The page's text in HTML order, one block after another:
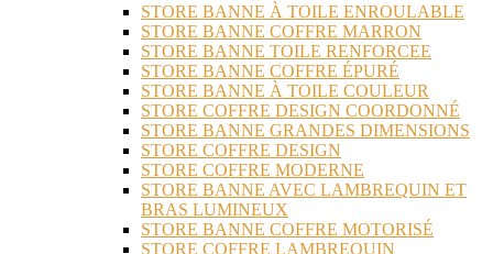
STORE BANNE À TOILE ENROULABLE
STORE BANNE COFFRE MARRON
STORE BANNE TOILE RENFORCEE
STORE BANNE COFFRE ÉPURÉ
STORE BANNE À TOILE COULEUR
STORE COFFRE DESIGN COORDONNÉ
STORE BANNE GRANDES DIMENSIONS
STORE COFFRE DESIGN
STORE COFFRE MODERNE
STORE BANNE AVEC LAMBREQUIN ET
BRAS LUMINEUX
STORE BANNE COFFRE MOTORISÉ
STORE COFFRE LAMBREQUIN